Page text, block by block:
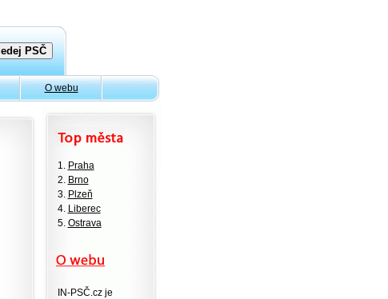
O webu
1. Praha
2. Brno
3. Plzeň
4. Liberec
5. Ostrava
IN-PSČ.cz je